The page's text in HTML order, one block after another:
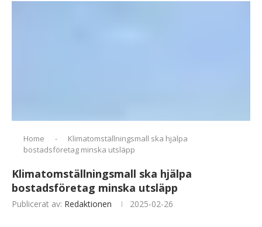
Home -
Klimatomställningsmall ska hjälpa
bostadsföretag minska utsläpp
Klimatomställningsmall ska hjälpa
bostadsföretag minska utsläpp
Publicerat av: Redaktionen 2025-02-26